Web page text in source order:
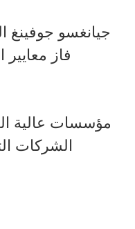
جيانغسو جوفينغ
فاز
مؤسسات عالية
الشركات